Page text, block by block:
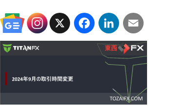
X FacebookLinkedInEmail